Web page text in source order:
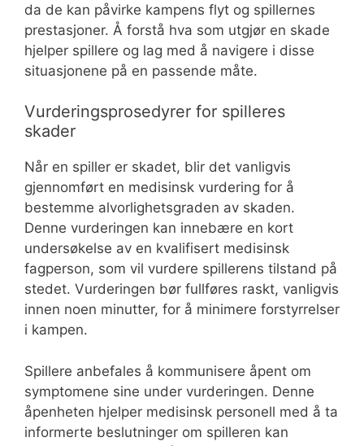
da de kan påvirke kampens flyt og spillernes
prestasjoner. Å forstå hva som utgjør en skade
hjelper spillere og lag med å navigere i disse
situasjonene på en passende måte.
Vurderingsprosedyrer for spilleres
skader
Når en spiller er skadet, blir det vanligvis
gjennomført en medisinsk vurdering for å
bestemme alvorlighetsgraden av skaden.
Denne vurderingen kan innebære en kort
undersøkelse av en kvalifisert medisinsk
fagperson, som vil vurdere spillerens tilstand på
stedet. Vurderingen bør fullføres raskt, vanligvis
innen noen minutter, for å minimere forstyrrelser
i kampen.
Spillere anbefales å kommunisere åpent om
symptomene sine under vurderingen. Denne
åpenheten hjelper medisinsk personell med å ta
informerte beslutninger om spilleren kan